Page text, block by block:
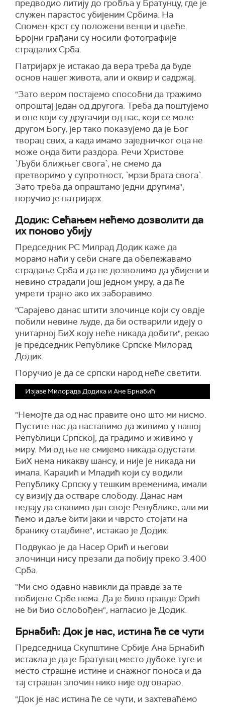
предводио литију до гробља у Братунцу, где је
служен парастос убијеним Србима. На
Спомен-крст су положени венци и цвеће.
Бројни грађани су носили фотографије
страдалих Срба.
Патријарх је истакао да вера треба да буде
основ нашег живота, али и оквир и садржај.
"Зато вером постајемо способни да тражимо
опроштај један од другога. Треба да поштујемо
и оне који су другачији од нас, који се моле
другом Богу, јер тако показујемо да је Бог
творац свих, а када имамо заједничког оца не
може онда бити раздора. Речи Христове
`Љуби ближњег свога`, не смемо да
претворимо у супротност, `мрзи брата свога`.
Зато треба да опраштамо једни другима",
поручио је патријарх.
Додик: Сећањем нећемо дозволити да
их поново убију
Председник РС Милрад Додик каже да
морамо наћи у себи снаге да обележавамо
страдање Срба и да не дозволимо да убијени и
невино страдали још једном умру, а да ће
умрети трајно ако их заборавимо.
"Сарајево данас штити злочинце који су овдје
побили невине људе, да би остварили идеју о
унитарној БиХ коју неће никада добити", рекао
је председник Републике Српске Милорад
Додик.
Поручио је да се српски народ неће светити.
Изјаве Милорада Додика и Ане Брнабић
"Немојте да од нас правите оно што ми нисмо.
Пустите нас да наставимо да живимо у нашој
Републици Српској, да градимо и живимо у
миру. Ми од ње не смијемо никада одустати.
БиХ нема никакву шансу, и није је никада ни
имала. Караџић и Младић који су водили
Републику Српску у тешким временима, имали
су визију да остваре слободу. Данас нам
недају да славимо дан своје Републике, али ми
ћемо и даље бити јаки и чврсто стојати на
бранику отаџбине", истакао је Додик.
Подвукао је да Насер Орић и његови
злочинци нису презали да побију преко 3.400
Срба.
"Ми смо одавно навикли да правде за те
побијене Србе нема. Да је било правде Орић
не би био ослобођен", нагласио је Додик.
Брнабић: Док је нас, истина ће се чути
Председница Скупштине Србије Ана Брнабић
истакла је да је Братунац место дубоке туге и
место страшне истине и снажног поноса и да
тај страшан злочин нико није одговарао.
"Док је нас истина ће се чути, и захтеваћемо